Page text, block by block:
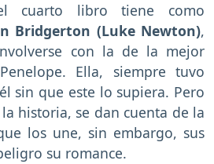
cuarto libro tiene como
Bridgerton (Luke Newton),
con la de la mejor
Ella, siempre tuvo
sin que este lo supiera. Pero
historia, se dan cuenta de la
los une, sin embargo, sus
su romance.